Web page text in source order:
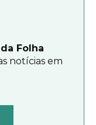
Folha
notícias em